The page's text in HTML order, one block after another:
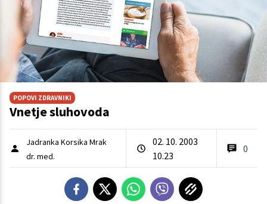
POPOVI ZDRAVNIKI
Vnetje sluhovoda
Jadranka Korsika Mrak
dr. med.
02. 10. 2003
10.23
0